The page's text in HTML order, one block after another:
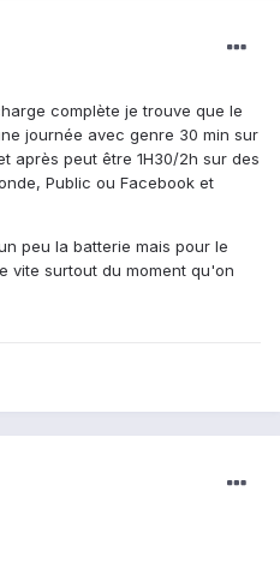
complète je trouve que le
journée avec genre 30 min sur
après peut être 1H30/2h sur des
Public ou Facebook et
peu la batterie mais pour le
vite surtout du moment qu'on